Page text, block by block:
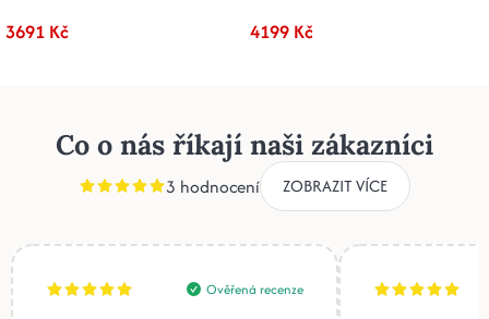
3691 Kč 4199 Kč
Co o nás říkají naši zákazníci
3 hodnocení ZOBRAZIT VÍCE
Ověřená recenze